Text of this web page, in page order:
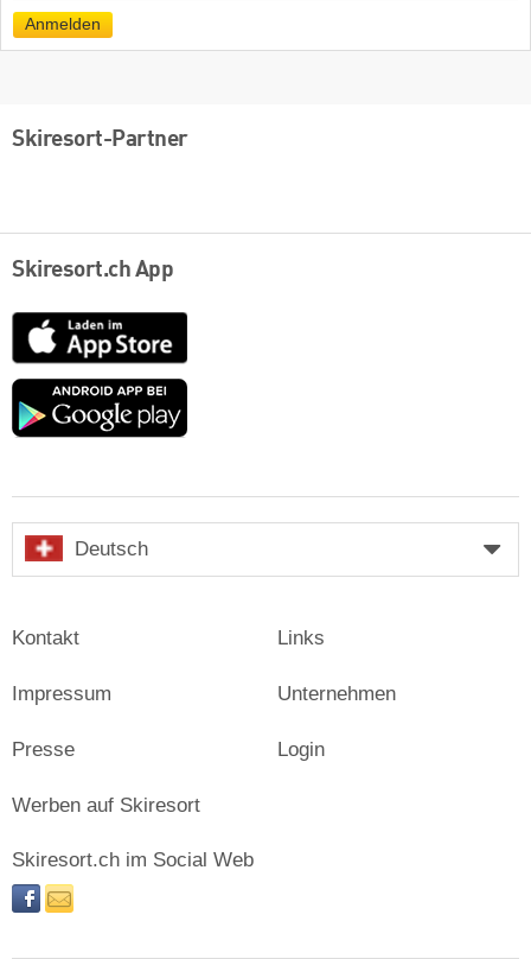
Anmelden
Skiresort-Partner
Skiresort.ch App
App
Store
Google
Deutsch
Kontakt
Impressum
Presse
Links
Unternehmen
Login
Werben auf Skiresort
Skiresort.ch im Social Web
facebooknewsletter